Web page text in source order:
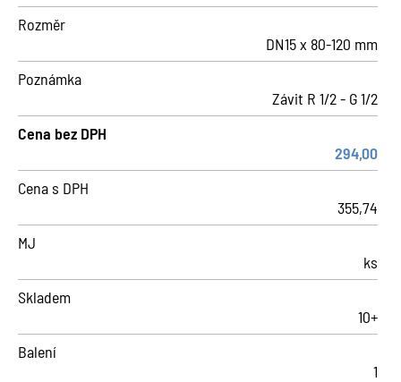
Rozměr
DN15 x 80-120 mm
Poznámka
Závit R 1/2 - G 1/2
Cena bez DPH
294,00
Cena s DPH
355,74
MJ
ks
Skladem
10+
Balení
1